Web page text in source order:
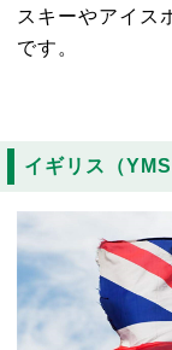
スキーやアイス
です。
イギリス（YMS